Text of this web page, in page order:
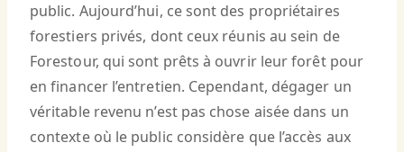
public. Aujourd’hui, ce sont des propriétaires
forestiers privés, dont ceux réunis au sein de
Forestour, qui sont prêts à ouvrir leur forêt pour
en financer l’entretien. Cependant, dégager un
véritable revenu n’est pas chose aisée dans un
contexte où le public considère que l’accès aux